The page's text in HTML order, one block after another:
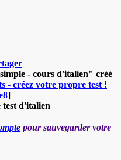
- cours d'italien" créé
- créez votre propre test !
]
test d'italien
pour sauvegarder votre